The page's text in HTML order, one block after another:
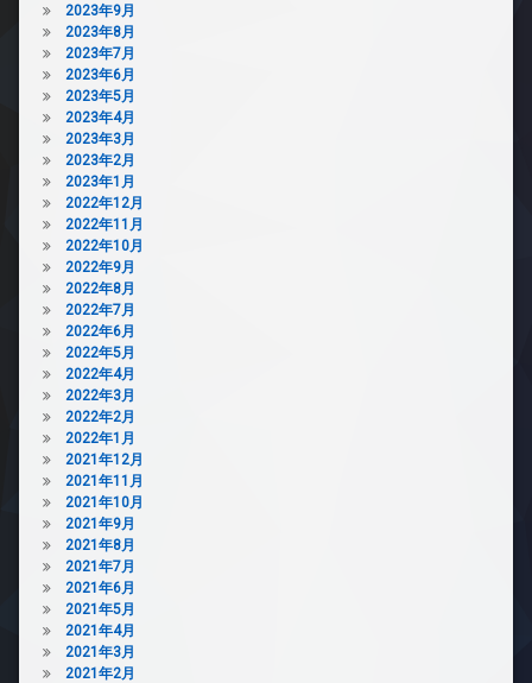
2023年9月
2023年8月
2023年7月
2023年6月
2023年5月
2023年4月
2023年3月
2023年2月
2023年1月
2022年12月
2022年11月
2022年10月
2022年9月
2022年8月
2022年7月
2022年6月
2022年5月
2022年4月
2022年3月
2022年2月
2022年1月
2021年12月
2021年11月
2021年10月
2021年9月
2021年8月
2021年7月
2021年6月
2021年5月
2021年4月
2021年3月
2021年2月